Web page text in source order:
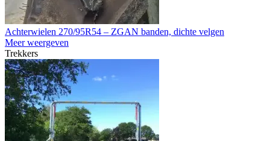
Achterwielen 270/95R54 – ZGAN banden, dichte velgen
Meer weergeven
Trekkers